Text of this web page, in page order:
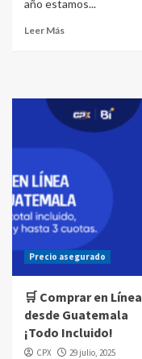
año estamos...
Leer Más
Precio asegurado
🛒 Comprar en Línea
desde Guatemala
¡Todo Incluido!
CPX 29 julio, 2025